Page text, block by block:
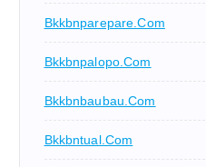
Bkkbnparepare.com
Bkkbnpalopo.com
Bkkbnbaubau.com
Bkkbntual.com